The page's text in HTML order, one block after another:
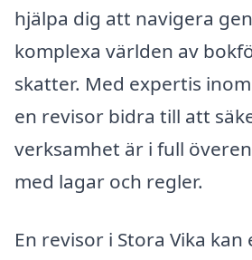
hjälpa dig att navigera
komplexa världen av
skatter. Med expertis
en revisor bidra till att
verksamhet är i full
med lagar och regler.
En revisor i Stora Vika kan